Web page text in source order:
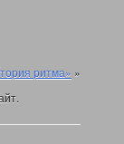
ритма» »